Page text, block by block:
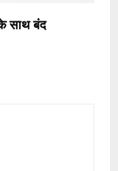
साथ बंद